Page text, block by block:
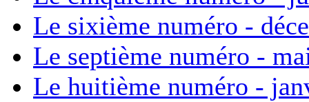
Le sixième numéro -
Le septième numéro -
Le huitième numéro -